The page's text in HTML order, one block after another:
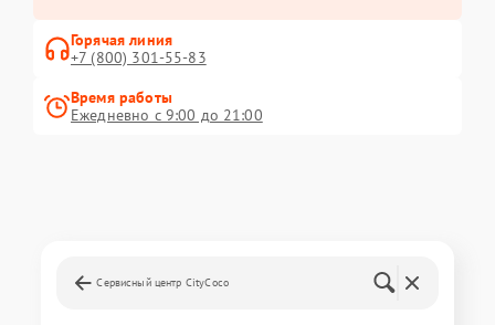
Горячая линия
+7 (800) 301-55-83
Время работы
Ежедневно с 9:00 до 21:00
Сервисный центр CityCoco